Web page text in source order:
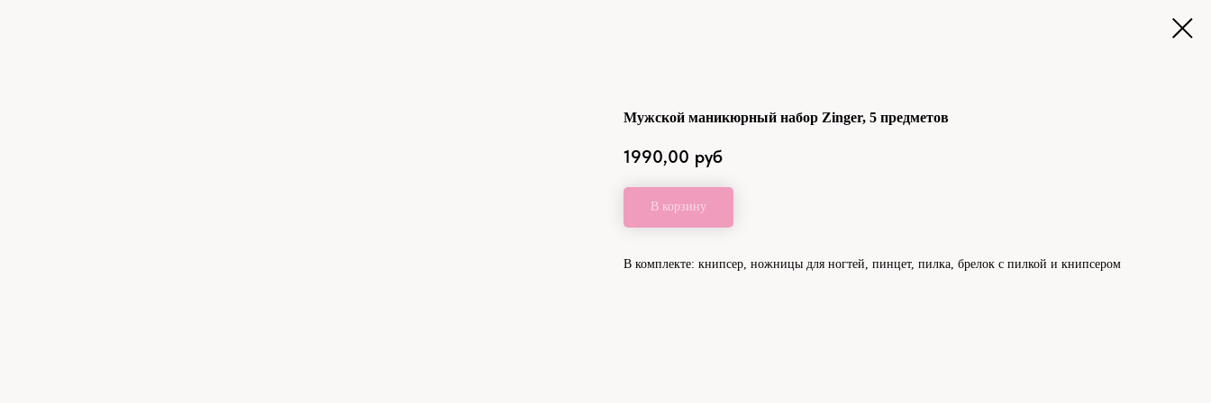
Мужской маникюрный набор Zinger, 5 предметов
1990,00 руб
В корзину
В комплекте: книпсер, ножницы для ногтей, пинцет, пилка, брелок с пилкой и книпсером